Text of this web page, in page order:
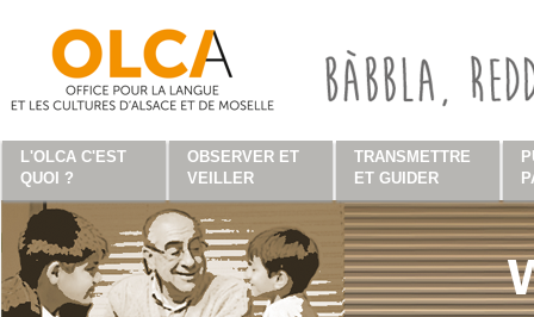
L'OLCA C'EST
QUOI ?
OBSERVER ET
VEILLER
TRANSMETTRE
ET GUIDER